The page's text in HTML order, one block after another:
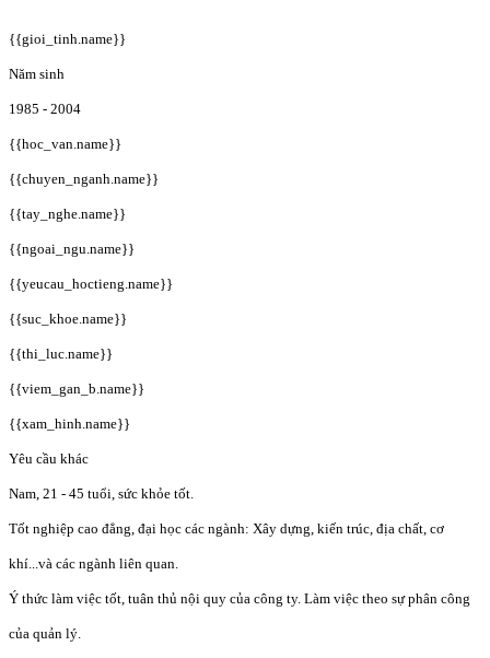
{{gioi_tinh.name}}
Năm sinh
1985 - 2004
{{hoc_van.name}}
{{chuyen_nganh.name}}
{{tay_nghe.name}}
{{ngoai_ngu.name}}
{{yeucau_hoctieng.name}}
{{suc_khoe.name}}
{{thi_luc.name}}
{{viem_gan_b.name}}
{{xam_hinh.name}}
Yêu cầu khác
Nam, 21 - 45 tuổi, sức khỏe tốt.
Tốt nghiệp cao đẳng, đại học các ngành: Xây dựng, kiến trúc, địa chất, cơ
khí...và các ngành liên quan.
Ý thức làm việc tốt, tuân thủ nội quy của công ty. Làm việc theo sự phân công
của quản lý.